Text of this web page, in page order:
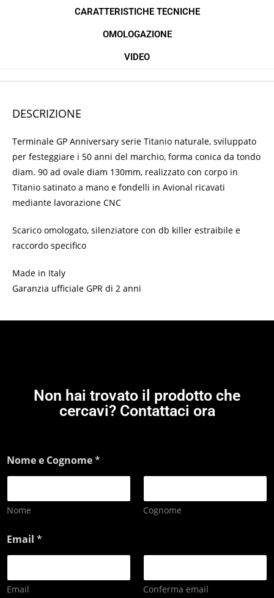
CARATTERISTICHE TECNICHE
OMOLOGAZIONE
VIDEO
DESCRIZIONE
Terminale GP Anniversary serie Titanio naturale, sviluppato
per festeggiare i 50 anni del marchio, forma conica da tondo
diam. 90 ad ovale diam 130mm, realizzato con corpo in
Titanio satinato a mano e fondelli in Avional ricavati
mediante lavorazione CNC
Scarico omologato, silenziatore con db killer estraibile e
raccordo specifico
Made in Italy
Garanzia ufficiale GPR di 2 anni
Non hai trovato il prodotto che
cercavi? Contattaci ora
Nome e Cognome*
Nome Cognome
Email *
Email Conferma email